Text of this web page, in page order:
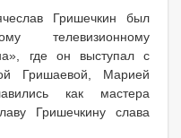
Гришечкин был
телевизионному
где он выступал с
Гришаевой, Марией
как мастера
Гришечкину слава